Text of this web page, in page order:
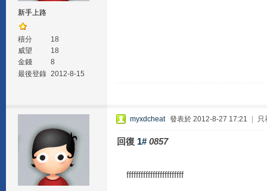
新手上路
積分
18
威望
18
金錢
8
最後登錄 2012-8-15
myxdcheat 發表於 2012-8-27 17:21 只
回復 1# 0857
ffffffffffffffffffffffff